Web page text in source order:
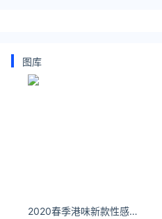
图库
2020春季港味新款性感复古丝绒烫钻亮片打底吊带包臀连衣裙女